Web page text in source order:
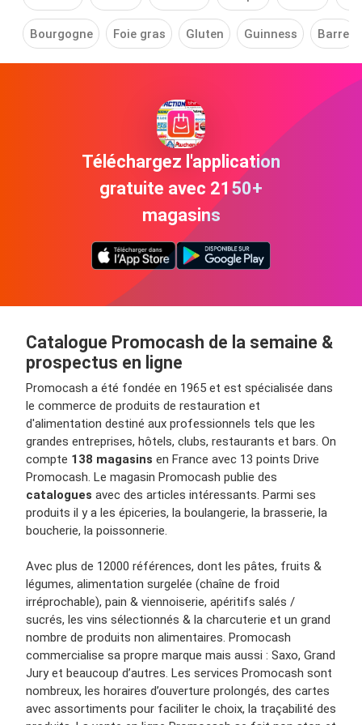
Bourgogne Foie gras Gluten Guinness Barre
Téléchargez l'application
gratuite avec 2150+
magasins
Catalogue Promocash de la semaine &
prospectus en ligne
Promocash a été fondée en 1965 et est spécialisée dans
le commerce de produits de restauration et
d'alimentation destiné aux professionnels tels que les
grandes entreprises, hôtels, clubs, restaurants et bars. On
compte 138 magasins en France avec 13 points Drive
Promocash. Le magasin Promocash publie des
catalogues avec des articles intéressants. Parmi ses
produits il y a les épiceries, la boulangerie, la brasserie, la
boucherie, la poissonnerie.
Avec plus de 12000 références, dont les pâtes, fruits &
légumes, alimentation surgelée (chaîne de froid
irréprochable), pain & viennoiserie, apéritifs salés /
sucrés, les vins sélectionnés & la charcuterie et un grand
nombre de produits non alimentaires. Promocash
commercialise sa propre marque mais aussi : Saxo, Grand
Jury et beaucoup d’autres. Les services Promocash sont
nombreux, les horaires d’ouverture prolongés, des cartes
avec assortiments pour faciliter le choix, la traçabilité des